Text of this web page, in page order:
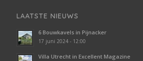
LAATSTE NIEUWS
6 Bouwkavels in Pijnacker
17 juni 2024 - 12:00
Villa Utrecht in Excellent Magazine